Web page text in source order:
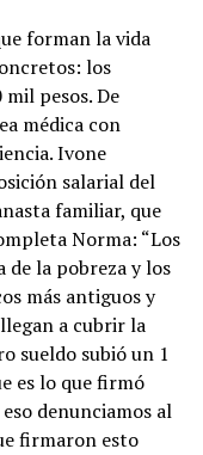
forman la vida
los
pesos. De
médica con
Ivone
salarial del
familiar, que
Norma: “Los
de la pobreza y los
más antiguos y
a cubrir la
sueldo subió un 1
es lo que firmó
denunciamos al
firmaron esto